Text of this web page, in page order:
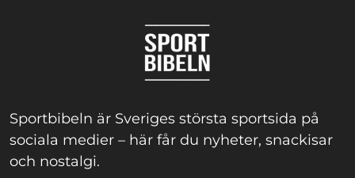
Sportbibeln är Sveriges största sportsida på
sociala medier – här får du nyheter, snackisar
och nostalgi.